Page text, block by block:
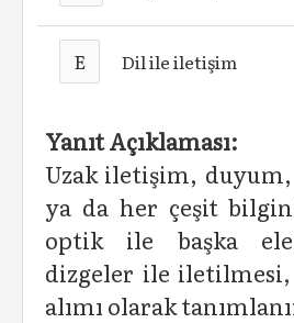
E Dil ile iletişim
Yanıt Açıklaması:
Uzak iletişim, duyum,
ya da her çeşit
optik ile başka
dizgeler ile iletilmesi,
alımı olarak